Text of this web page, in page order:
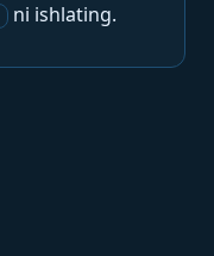
ni ishlating.